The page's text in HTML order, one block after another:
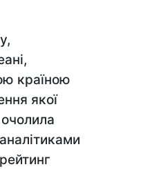
країною
якої